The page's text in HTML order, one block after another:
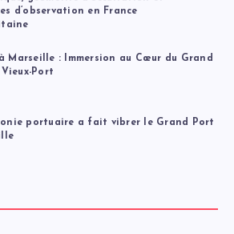
d’observation en France
Marseille : Immersion au Cœur du Grand
Port
portuaire a fait vibrer le Grand Port